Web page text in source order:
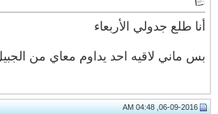
أنا طلع جدولي الأربعاء
بس ماني لاقيه احد يداوم معاي من الجبيل
06-09-2016, 04:48 AM